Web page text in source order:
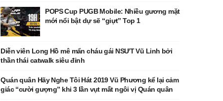
POPS Cup PUGB Mobile: Nhiều gương mặt
mới nổi bật dự sẽ “giựt” Top 1
Diễn viên Long Hồ mê mẩn cháu gái NSƯT Vũ Linh bởi
thần thái catwalk siêu đỉnh
Quán quân Hãy Nghe Tôi Hát 2019 Vũ Phương kể lại cảm
giác “cười gượng” khi 3 lần vụt mất ngôi vị Quán quân